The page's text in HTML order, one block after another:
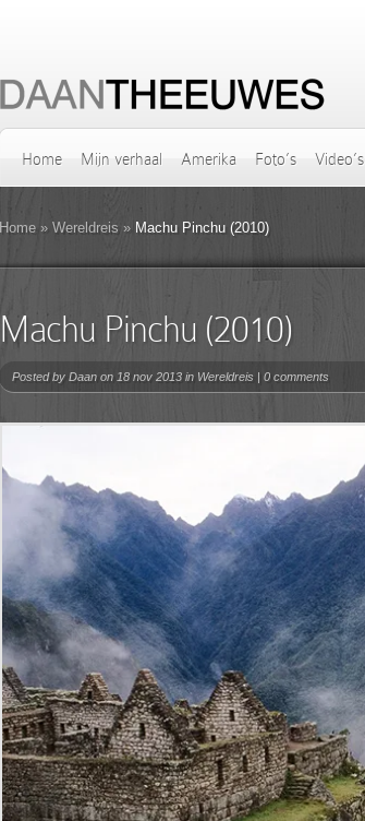
Home Mijn verhaal Amerika Foto’s Video’s
Home » Wereldreis » Machu Pinchu (2010)
Machu Pinchu (2010)
Posted by Daan on 18 nov 2013 in Wereldreis | 0 comments